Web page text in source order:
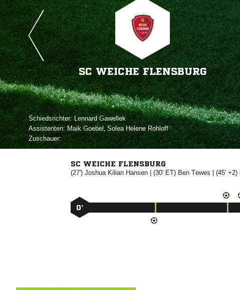
SC WEICHE FLENSBURG
Schiedsrichter: 
Assistenten: ,   
Zuschauer:
SC WEICHE FLENSBURG
(27')  | (30' ET)  | (45' +2)
0’